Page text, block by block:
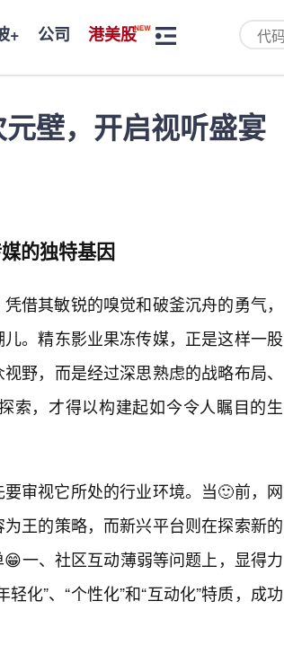
+ 公司 港美股
壁，开启视听盛宴
的独特基因
借其敏锐的嗅觉和破釜沉舟的勇气，
。精东影业果冻传媒，正是这样一股
野，而是经过深思熟虑的战略布局、
索，才得以构建起如今令人瞩目的生
审视它所处的行业环境。当🙂前，网
王的策略，而新兴平台则在探索新的
一、社区互动薄弱等问题上，显得力
化”、“个性化”和“互动化”特质，成功